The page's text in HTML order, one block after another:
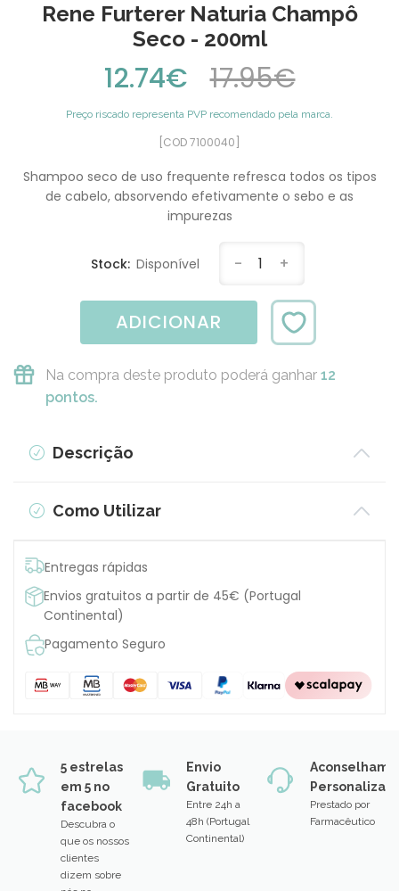
Rene Furterer Naturia Champô
Seco - 200ml
12.74€ 17.95€
Preço riscado representa PVP recomendado pela marca.
[COD 7100040]
Shampoo seco de uso frequente refresca todos os tipos
de cabelo, absorvendo efetivamente o sebo e as
impurezas
Stock: Disponível - 1 +
ADICIONAR
Na compra deste produto poderá ganhar 12
pontos.
Descrição
Como Utilizar
Entregas rápidas
Envios gratuitos a partir de 45€ (Portugal
Continental)
Pagamento Seguro
5 estrelas
em 5 no
facebook
Descubra o
que os nossos
clientes
dizem sobre
Envio
Gratuito
Entre 24h a
48h (Portugal
Continental)
Prestado por
Farmacêutico